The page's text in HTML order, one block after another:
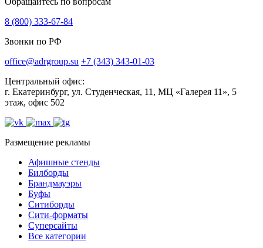
8 (800) 333-67-84
Звонки по РФ
office@adrgroup.su +7 (343) 343-01-03
Центральный офис:
г. Екатеринбург, ул. Студенческая, 11, МЦ «Галерея 11», 5
этаж, офис 502
Размещение рекламы
Афишные стенды
Билборды
Брандмауэры
Буфы
Ситиборды
Сити-форматы
Суперсайты
Все категории